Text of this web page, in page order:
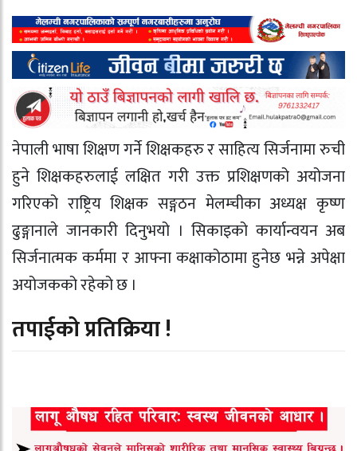
नेपाली भाषा शिक्षण गर्ने शिक्षकहरु र साहित्य सिर्जनामा रुची
हुने शिक्षकहरुलाई लक्षित गरी उक्त प्रशिक्षणको अयोजना
गरिएको राष्ट्रिय शिक्षक सङ्गठन मेलम्चीका अध्यक्ष कृष्ण
ढुङ्गानाले जानकारी दिनुभयो । सिकाइको कार्यान्वयन अब
सिर्जनात्मक कर्ममा र आफ्ना कक्षाकोठामा हुनेछ भन्ने अपेक्षा
अयोजकको रहेको छ ।
तपाईको प्रतिक्रिया !